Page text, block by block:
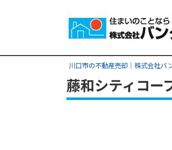
川口市の不動産売却｜株式会社バ
藤和シティコー